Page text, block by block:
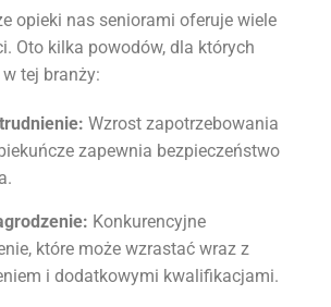
opieki nas seniorami oferuje wiele
Oto kilka powodów, dla których
tej branży:
Wzrost zapotrzebowania
zapewnia bezpieczeństwo
Konkurencyjne
które może wzrastać wraz z
i dodatkowymi kwalifikacjami.